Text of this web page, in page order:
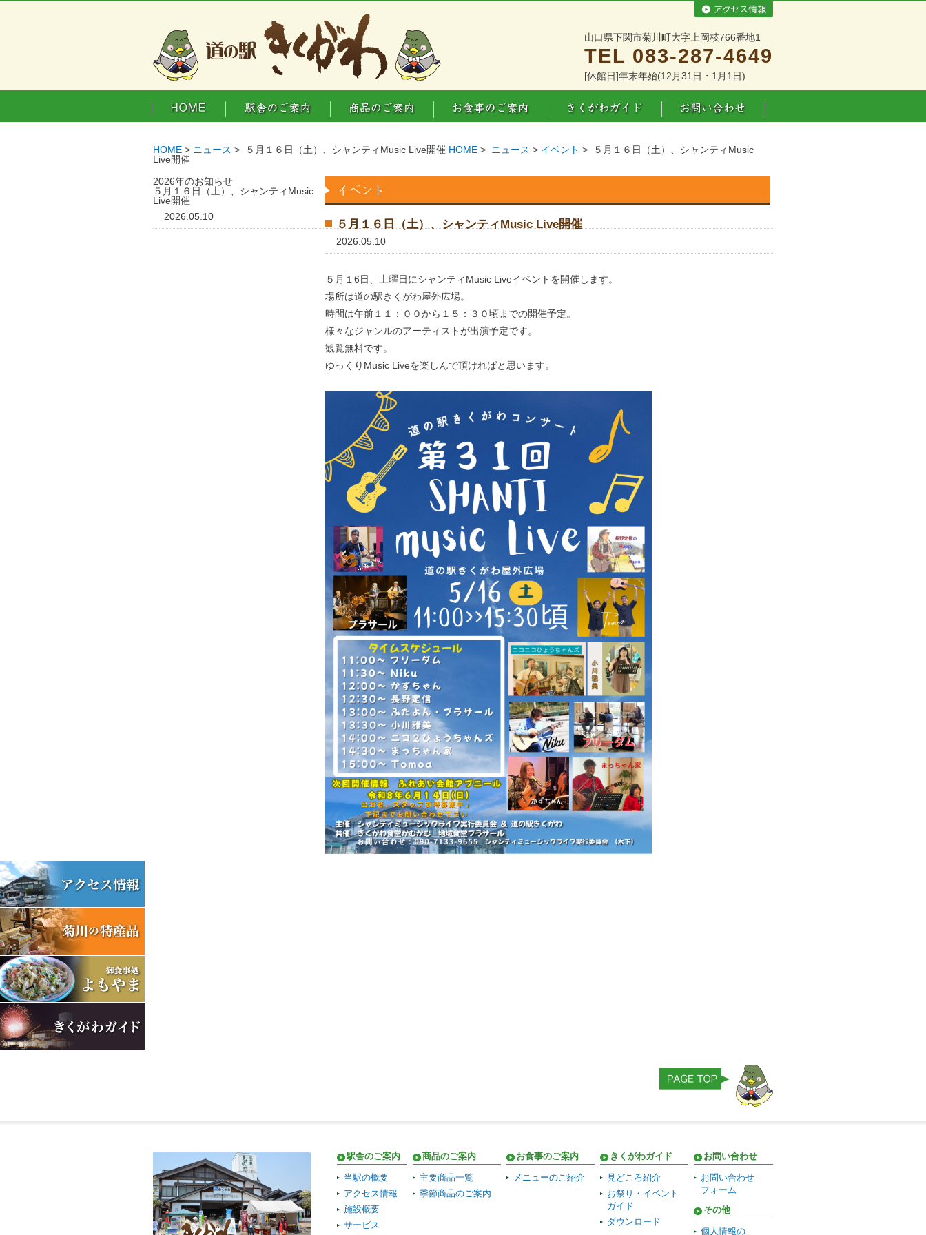
山口県下関市菊川町大字上岡枝766番地1
TEL 083-287-4649
[休館日]年末年始(12月31日・1月1日)
HOME > ニュース > ５月１６日（土）、シャンティMusic Live開催 HOME > ニュース > イベント > ５月１６日（土）、シャンティMusic
Live開催
５月１６日（土）、シャンティMusic Live開催
2026.05.10
５月１6日、土曜日にシャンティMusic Liveイベントを開催します。
場所は道の駅きくがわ屋外広場。
時間は午前１１：００から１５：３０頃までの開催予定。
様々なジャンルのアーティストが出演予定です。
観覧無料です。
ゆっくりMusic Liveを楽しんで頂ければと思います。
2026年のお知らせ
５月１６日（土）、シャンティMusic
Live開催
2026.05.10
駅舎のご案内
当駅の概要
アクセス情報
施設概要
サービス
商品のご案内
主要商品一覧
季節商品のご案内
お食事のご案内
メニューのご紹介
きくがわガイド
見どころ紹介
お祭り・イベント
ガイド
ダウンロード
お問い合わせ
お問い合わせ
フォーム
その他
個人情報の